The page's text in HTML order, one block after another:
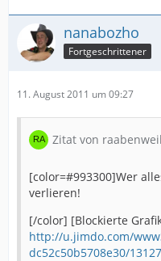
nanabozho
Fortgeschrittener
11. August 2011 um 09:27
Zitat von
[color=#993300]Wer
verlieren!
[/color] [Blockierte
http://u.jimdo.com/
dc52c50b5708e30/